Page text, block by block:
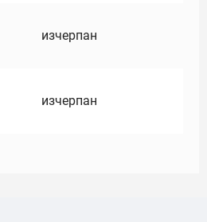
изчерпан
изчерпан